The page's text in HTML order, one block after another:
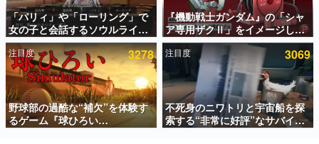
インタビュー
連載・特集一覧
殿堂入り記事
SNS拡散数が数千以上！ ページビュー数万以上！ などな
ど。多くの人々に読まれた、電ファミ渾身の“殿堂入り”記
事をまとめました。
「パリィ」や「ローリング」で
女の子と会話するソウルライク
恋愛ゲーム『小早川さんはソウ
ルライク』無料公開。返事に失
敗すると「YOU DIED」
『機動戦士ガンダム』の「シャ
ア専用ザクⅡ」をイメージした
散水ホースリールが予約開始。
本体にはシャアのパーソナルマ
ークやジオン公国軍のエンブレ
ム、型式番号などを配置
注目度 3278
野球部の過酷な“補欠”を体験す
るゲーム『球ひろい
Simulator』が「1件」のウィッ
注目度 3069
不死身のニワトリと宇宙船を探
索する“非常に好評”なサバイバ
ルゲーム『Breathedge』が無